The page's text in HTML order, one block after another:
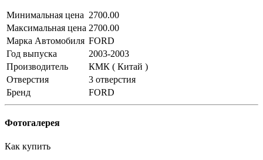
Минимальная цена 2700.00
Максимальная цена 2700.00
Марка Автомобиля FORD
Год выпуска
2003-2003
Производитель
КМК ( Китай )
Отверстия
3 отверстия
Бренд
FORD
Фотогалерея
Как купить